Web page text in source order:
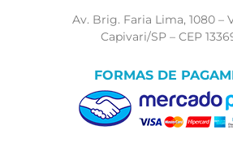
Av. Brig. Faria Lima, 1080 –
Capivari/SP – CEP
FORMAS DE